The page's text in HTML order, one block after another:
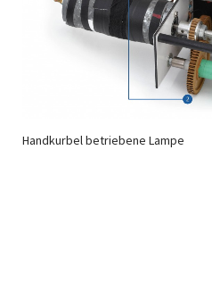
Handkurbel betriebene Lampe